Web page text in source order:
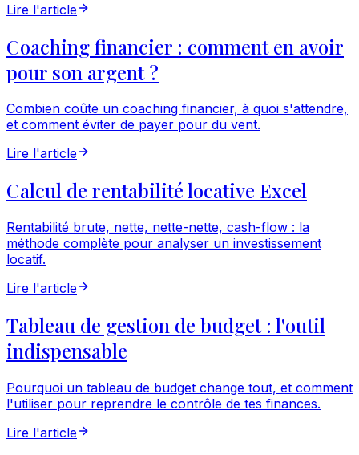
Lire l'article
Coaching financier : comment en avoir
pour son argent ?
Combien coûte un coaching financier, à quoi s'attendre,
et comment éviter de payer pour du vent.
Lire l'article
Calcul de rentabilité locative Excel
Rentabilité brute, nette, nette-nette, cash-flow : la
méthode complète pour analyser un investissement
locatif.
Lire l'article
Tableau de gestion de budget : l'outil
indispensable
Pourquoi un tableau de budget change tout, et comment
l'utiliser pour reprendre le contrôle de tes finances.
Lire l'article